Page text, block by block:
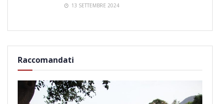
13 SETTEMBRE 2024
Raccomandati